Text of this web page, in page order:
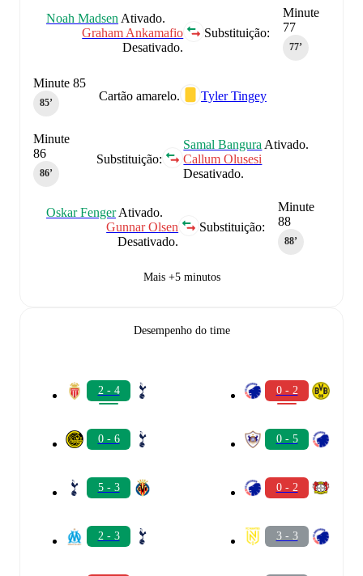
Minute
77
77‎’‎
Substituição:
Noah Madsen Ativado.
Graham Ankamafio
Desativado.
Cartão amarelo. Tyler Tingey
Minute 85
85‎’‎
Substituição:
Samal Bangura Ativado.
Callum Olusesi
Desativado.
Minute
86
86‎’‎
Minute
88
88‎’‎
Substituição:
Oskar FengerAtivado.
Gunnar Olsen
Desativado.
Mais +5 minutos
Desempenho do time
2 - 4
0 - 6
5 - 3
2 - 3
0 - 2
0 - 5
0 - 2
3 - 3